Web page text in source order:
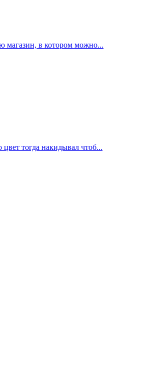
магазин, в котором можно...
тогда накидывал чтоб...